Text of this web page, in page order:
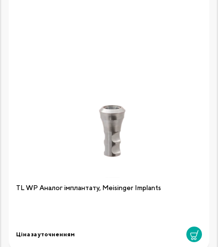
TL WP Аналог імплантату, Meisinger Implants
Ціна за уточненням